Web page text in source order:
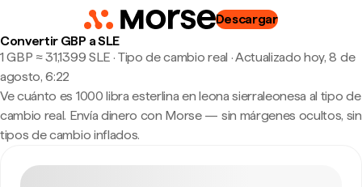
Descargar
Convertir GBP a SLE
1 GBP ≈ 31,1399 SLE · Tipo de cambio real ·Actualizado hoy, 8 de
agosto, 6:22
Ve cuánto es 1000 libra esterlina en leona sierraleonesa al tipo de
cambio real. Envía dinero con Morse — sin márgenes ocultos, sin
tipos de cambio inflados.